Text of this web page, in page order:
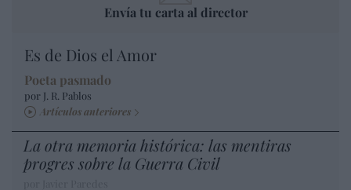
Envía tu carta al director
Es de Dios el Amor
Poeta pasmado
por J. R. Pablos
Artículos anteriores
La otra memoria histórica: las mentiras
progres sobre la Guerra Civil